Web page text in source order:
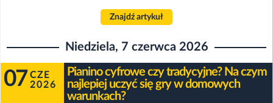
Znajdź artykuł
Niedziela, 7 czerwca 2026
07 CZE
2026
Pianino cyfrowe czy tradycyjne? Na czym
najlepiej uczyć się gry w domowych
warunkach?